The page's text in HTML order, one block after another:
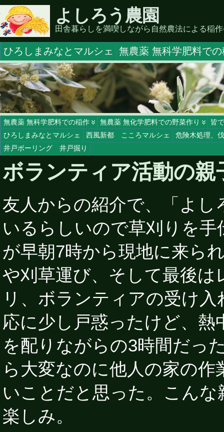
よしろう農園
田舎暮らしを満喫しながら自然農法による稲
ひろしまみなとマルシェ 無農薬 無科学肥料で
無農薬 無科学肥料での稲作 無農薬 無化学肥料での野菜作り
皆
ひろしまみなとマルシェ
西風新都 こころマルシェ
危険木処理、
井戸ボーリング 井戸掘り
ボランティア活動の親
友人からの紹介で、「よし
いるらしいので草刈りを
が早朝7時から現地に来ら
や刈草運び、そして最後
リ、ボランティアの受け
応に少し戸惑ったけど、
を配りながらの3時間だっ
ら大変なのに他人の家の
いことだと思った。こん
楽しみ。